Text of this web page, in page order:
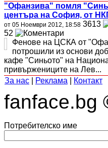
"Офанзива" помля
центъра на София, от
от 05 Ноември 2012, 18:58 3613
52
Фенове на ЦСКА от
потрошили из основи
кафе "Синьото" на
привържениците на Лев...
За нас
Реклама Контакт
fanface.bg
Потребителско име